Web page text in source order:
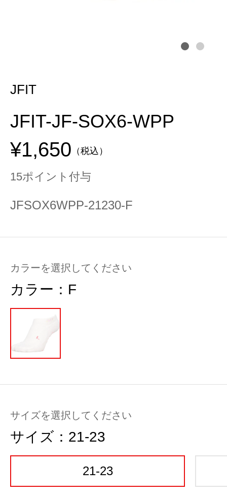
JFIT
JFIT-JF-SOX6-WPP
¥1,650 （税込）
15ポイント付与
JFSOX6WPP-21230-F
カラーを選択してください
カラー： F
サイズを選択してください
サイズ： 21-23
21-23